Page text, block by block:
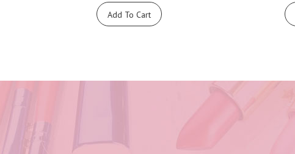
Add To Cart